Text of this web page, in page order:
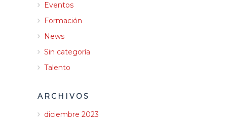
Eventos
Formación
News
Sin categoría
Talento
ARCHIVOS
diciembre 2023